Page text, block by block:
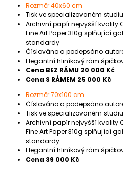
Rozměr 40x60 cm
Tisk ve specializovaném studiu
Archivní papír nejvyšší kvality
Fine Art Paper 310g splňující
standardy
Číslováno a podepsáno
Elegantní hliníkový rám
Cena BEZ RÁMU 20 000 Kč
Cena S RÁMEM 25 000 Kč
Rozměr 70x100 cm
Číslováno a podepsáno
Tisk ve specializovaném studiu
Archivní papír nejvyšší kvality
Fine Art Paper 310g splňující
standardy
Elegantní hliníkový rám
Cena 39 000 Kč